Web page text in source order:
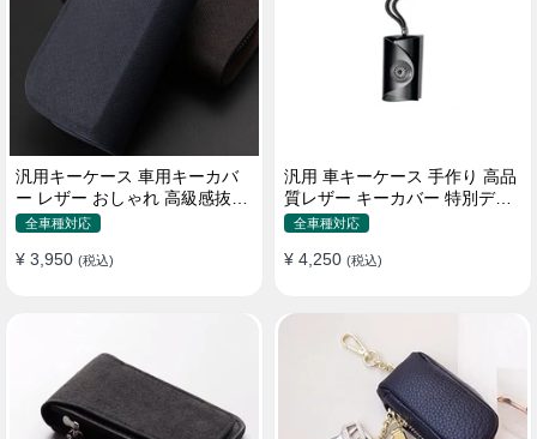
汎用キーケース 車用キーカバ
ー レザー おしゃれ 高級感抜群
ロゴオーダーメイド
全車種対応
¥ 3,950 (税込)
汎用 車キーケース 手作り 高品
質レザー キーカバー 特別デザ
イン 手触りいい
全車種対応
¥ 4,250 (税込)